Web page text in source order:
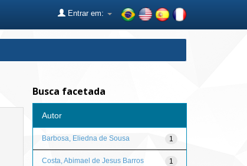
Entrar em:
Busca facetada
Autor
1
Barbosa, Eliedna de Sousa
1
Costa, Abimael de Jesus Barros